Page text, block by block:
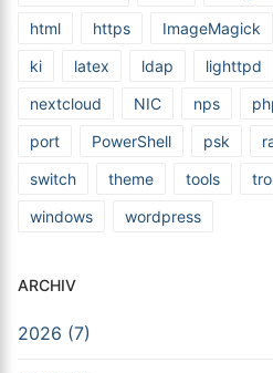
html
https ImageMagick
ki
latex ldap lighttpd
nextcloud
NIC nps
port
PowerShell psk
switch
theme tools
windows
wordpress
ARCHIV
2026 (7)